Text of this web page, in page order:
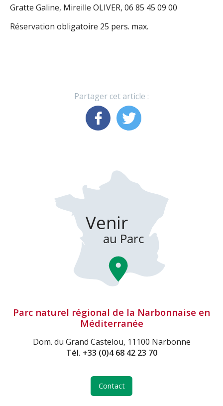
Gratte Galine, Mireille OLIVER, 06 85 45 09 00
Réservation obligatoire 25 pers. max.
Partager cet article :
Parc naturel régional de la Narbonnaise en
Méditerranée
Dom. du Grand Castelou, 11100 Narbonne
Tél. +33 (0)4 68 42 23 70
Contact